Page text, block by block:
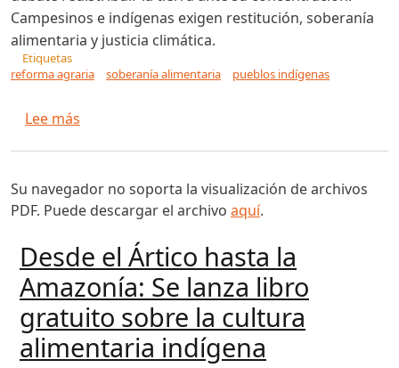
Campesinos e indígenas exigen restitución, soberanía
alimentaria y justicia climática.
Etiquetas
reforma agraria
soberanía alimentaria pueblos indígenas
Lee más
Su navegador no soporta la visualización de archivos
PDF. Puede descargar el archivo aquí.
Desde el Ártico hasta la
Amazonía: Se lanza libro
gratuito sobre la cultura
alimentaria indígena